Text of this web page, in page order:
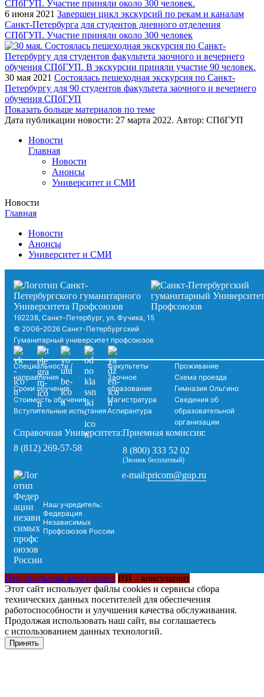
6 июня 2021 Завершен цикл экскурсий по рекам и каналам
Санкт-Петербурга для студентов дневного отделения
СПбГУП. Участие приняли около 300 человек
30 мая 2021 Состоялась пешеходная экскурсия по Санкт-
Петербургу для 90 студентов факультета заочного и вечернего
обучения СПбГУП
Показать больше материалов по теме
Дата публикации новости: 27 марта 2022. Автор: СПбГУП
Новости
Главная
Новости
Анонсы
Университет и СМИ
Новости
Главная
Новости
Анонсы
Университет и СМИ
192238, Санкт-Петербург, ул. Фучика, 15
© 2006–2026 Санкт-Петербургский
Гуманитарный университет профсоюзов
Специальности /
направления
Сроки обучения
Стоимость обучения
Вступительные испытания
Факультеты
Заочное
образование
Магистратура
Аспирантура
Проживание
Схема проезда
Гимназия Ольгино
Сведения об
образовательной
организации
Справочная Университета:
8 (812) 269-57-58
Приемная комиссия:
8 (800) 333 52 02
(Звонок бесплатный)
Наш учредитель:
Федерация
Независимых
Профсоюзов России
e-mail:pricom@gup.ru
Персональный консультант ИИ – консультант
Этот сайт использует файлы cookies и сервисы сбора
технических данных посетителей для обеспечения
работоспособности и улучшения качества обслуживания.
Продолжая использовать наш сайт, вы соглашаетесь
с использованием данных технологий.
Принять